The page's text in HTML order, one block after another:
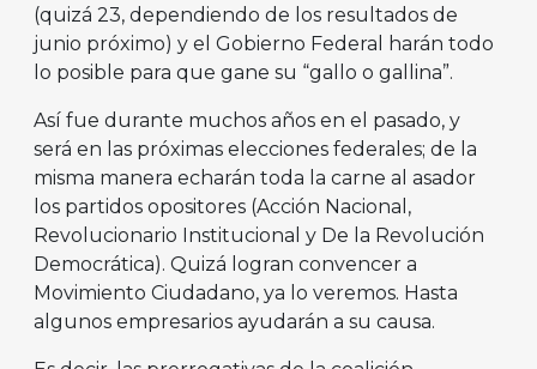
(quizá 23, dependiendo de los resultados de
junio próximo) y el Gobierno Federal harán todo
lo posible para que gane su “gallo o gallina”.
Así fue durante muchos años en el pasado, y
será en las próximas elecciones federales; de la
misma manera echarán toda la carne al asador
los partidos opositores (Acción Nacional,
Revolucionario Institucional y De la Revolución
Democrática). Quizá logran convencer a
Movimiento Ciudadano, ya lo veremos. Hasta
algunos empresarios ayudarán a su causa.